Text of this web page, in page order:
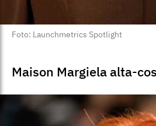
Foto: Launchmetrics Spotlight
Maison Margiela alta-